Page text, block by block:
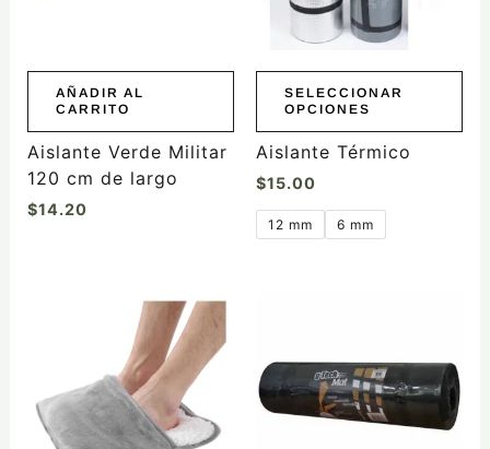
AÑADIR AL
CARRITO
Aislante Verde Militar
120 cm de largo
$14.20
SELECCIONAR
OPCIONES
opciones
elegir
la
de
producto
Aislante Térmico
$15.00
12 mm 6 mm